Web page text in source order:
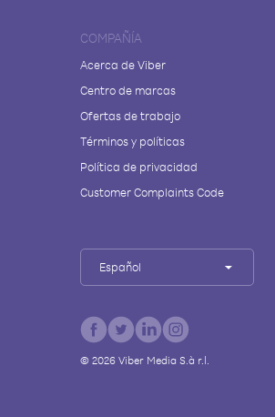
COMPAÑÍA
Acerca de Viber
Centro de marcas
Ofertas de trabajo
Términos y políticas
Política de privacidad
Customer Complaints Code
Español
© 2026Viber Media S.à r.l.